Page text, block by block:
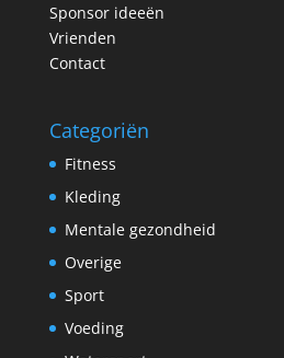
Sponsor ideeën
Vrienden
Contact
Categoriën
Fitness
Kleding
Mentale gezondheid
Overige
Sport
Voeding